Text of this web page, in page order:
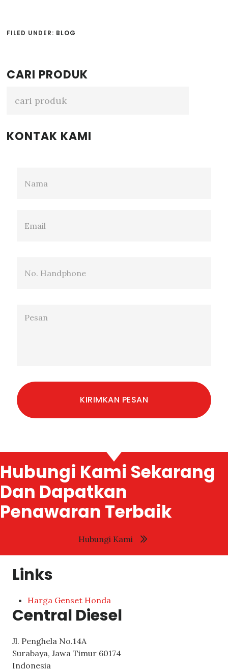
FILED UNDER: BLOG
Primary
Sidebar
CARI PRODUK
KONTAK KAMI
Hubungi Kami Sekarang
Dan Dapatkan
Penawaran Terbaik
Hubungi Kami
Links
Harga Genset Honda
Central Diesel
Jl. Penghela No.14A
Surabaya, Jawa Timur 60174
Indonesia